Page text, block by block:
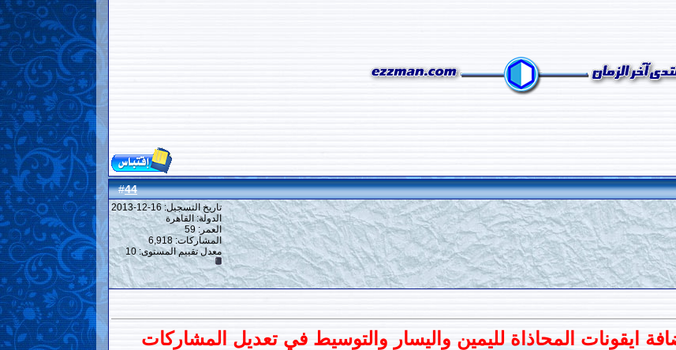
#
44
تاريخ التسجيل: 16-12-2013
الدولة: القاهرة
العمر: 59
المشاركات: 6,918
معدل تقييم المستوى: 10
ايقونات المحاذاة لليمين واليسار والتوسيط في تعديل المشاركات